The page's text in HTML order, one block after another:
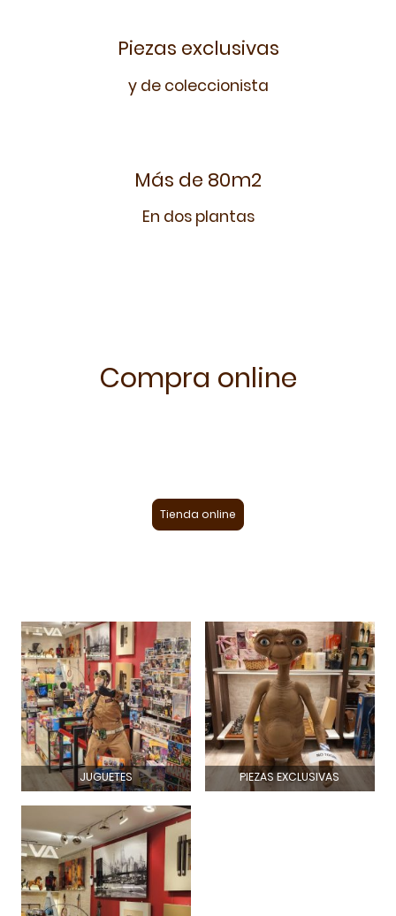
Piezas exclusivas
y de coleccionista
Más de 80m2
En dos plantas
Compra online
Tienda online
JUGUETES PIEZAS EXCLUSIVAS